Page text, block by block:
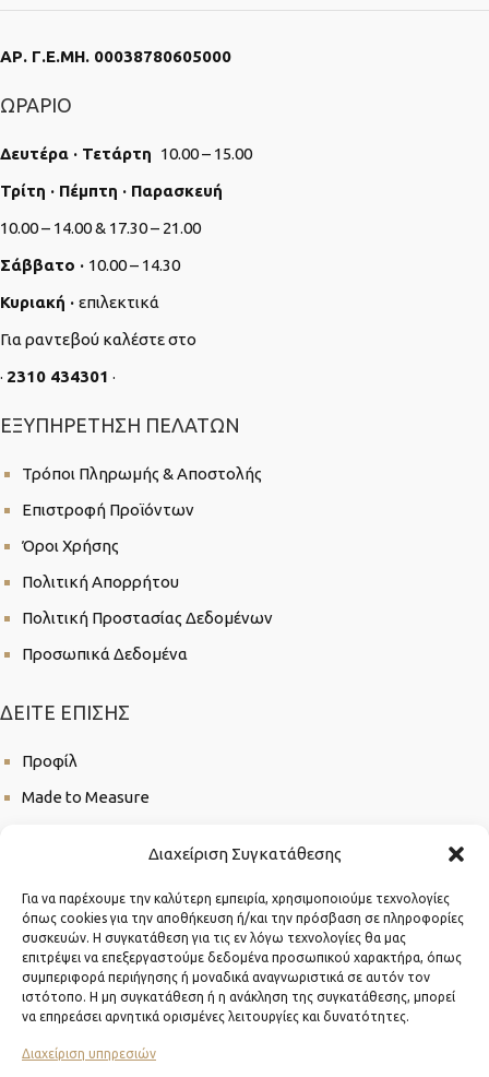
Διαχείριση Συγκατάθεσης
Για να παρέχουμε την καλύτερη εμπειρία, χρησιμοποιούμε τεχνολογίες
όπως cookies για την αποθήκευση ή/και την πρόσβαση σε πληροφορίες
συσκευών. Η συγκατάθεση για τις εν λόγω τεχνολογίες θα μας
επιτρέψει να επεξεργαστούμε δεδομένα προσωπικού χαρακτήρα, όπως
συμπεριφορά περιήγησης ή μοναδικά αναγνωριστικά σε αυτόν τον
ιστότοπο. Η μη συγκατάθεση ή η ανάκληση της συγκατάθεσης, μπορεί
να επηρεάσει αρνητικά ορισμένες λειτουργίες και δυνατότητες.
Διαχείριση υπηρεσιών
ΑΡ. Γ.Ε.ΜΗ. 00038780605000
ΩΡΆΡΙΟ
Δευτέρα · Τετάρτη 10.00 – 15.00
Τρίτη · Πέμπτη · Παρασκευή
10.00 – 14.00 & 17.30 – 21.00
Σάββατο · 10.00 – 14.30
Κυριακή · επιλεκτικά
Για ραντεβού καλέστε στο
· 2310 434301 ·
ΕΞΥΠΗΡΈΤΗΣΗ ΠΕΛΑΤΏΝ
Τρόποι Πληρωμής & Αποστολής
Επιστροφή Προϊόντων
Όροι Χρήσης
Πολιτική Απορρήτου
Πολιτική Προστασίας Δεδομένων
Προσωπικά Δεδομένα
ΔΕΊΤΕ ΕΠΊΣΗΣ
Προφίλ
Made to Measure
© 2026 MALE AFFAIR, All Rights Reserved